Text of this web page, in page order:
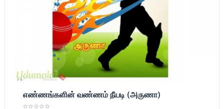
எண்ணங்களின் வண்ணம் நீயடி (அருணா)